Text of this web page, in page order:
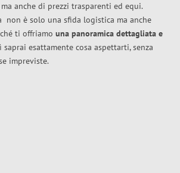
ma anche di prezzi trasparenti ed equi.
non è solo una sfida logistica ma anche
ti offriamo una panoramica dettagliata e
saprai esattamente cosa aspettarti, senza
impreviste.